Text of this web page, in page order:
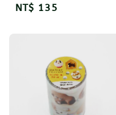
Regular
NT$ 135